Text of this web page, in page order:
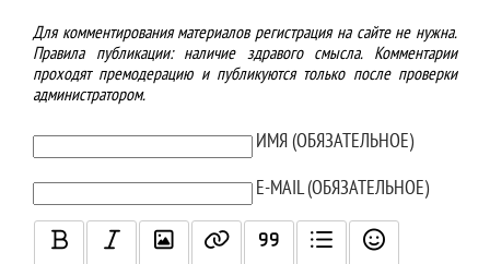
Для комментирования материалов регистрация на сайте не нужна.
Правила публикации: наличие здравого смысла. Комментарии
проходят премодерацию и публикуются только после проверки
администратором.
ИМЯ (ОБЯЗАТЕЛЬНОЕ)
E-MAIL (ОБЯЗАТЕЛЬНОЕ)
ТЕКСТ КОММЕНТАРИЯ